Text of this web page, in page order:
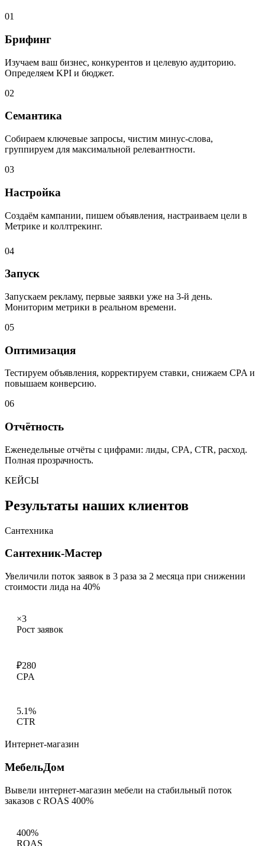
01
Брифинг
Изучаем ваш бизнес, конкурентов и целевую аудиторию.
Определяем KPI и бюджет.
02
Семантика
Собираем ключевые запросы, чистим минус-слова,
группируем для максимальной релевантности.
03
Настройка
Создаём кампании, пишем объявления, настраиваем цели в
Метрике и коллтрекинг.
04
Запуск
Запускаем рекламу, первые заявки уже на 3-й день.
Мониторим метрики в реальном времени.
05
Оптимизация
Тестируем объявления, корректируем ставки, снижаем CPA и
повышаем конверсию.
06
Отчётность
Еженедельные отчёты с цифрами: лиды, CPA, CTR, расход.
Полная прозрачность.
КЕЙСЫ
Результаты наших клиентов
Сантехника
Сантехник-Мастер
Увеличили поток заявок в 3 раза за 2 месяца при снижении
стоимости лида на 40%
×3
Рост заявок
₽280
CPA
5.1%
CTR
Интернет-магазин
МебельДом
Вывели интернет-магазин мебели на стабильный поток
заказов с ROAS 400%
400%
ROAS